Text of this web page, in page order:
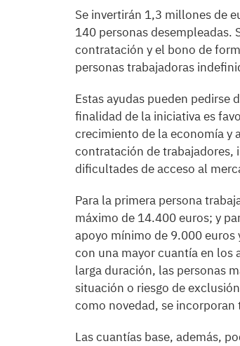
Se invertirán 1,3 millones de
140 personas desempleadas.
contratación y el bono de
personas trabajadoras
Estas ayudas pueden pedirse
finalidad de la iniciativa es
crecimiento de la economía y
contratación de trabajadores,
dificultades de acceso al
Para la primera persona
máximo de 14.400 euros; y
apoyo mínimo de 9.000
con una mayor cuantía en los
larga duración, las personas
situación o riesgo de
como novedad, se incorporan
Las cuantías base, además,